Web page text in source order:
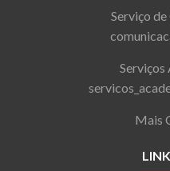
Serviço
Serviços
Mais